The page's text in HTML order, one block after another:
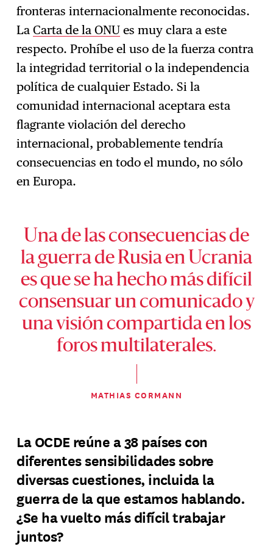
fronteras internacionalmente reconocidas.
LaCarta de la ONU es muy clara a este
respecto. Prohíbe el uso de la fuerza contra
la integridad territorial o la independencia
política de cualquier Estado. Si la
comunidad internacional aceptara esta
flagrante violación del derecho
internacional, probablemente tendría
consecuencias en todo el mundo, no sólo
en Europa.
Una de las consecuencias de
la guerra de Rusia en Ucrania
es que se ha hecho más difícil
consensuar un comunicado y
una visión compartida en los
foros multilaterales.
MATHIAS CORMANN
La OCDE reúne a 38 países con
diferentes sensibilidades sobre
diversas cuestiones, incluida la
guerra de la que estamos hablando.
¿Se ha vuelto más difícil trabajar
juntos?